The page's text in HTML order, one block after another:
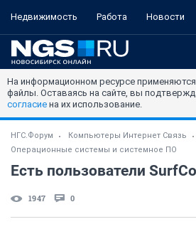
Недвижимость Работа Новости
На информационном ресурсе
файлы. Оставаясь на сайте, вы
согласие на их использование.
НГС.Форум
Компьютеры Интернет Связь
Операционные системы и системное ПО
1947 0